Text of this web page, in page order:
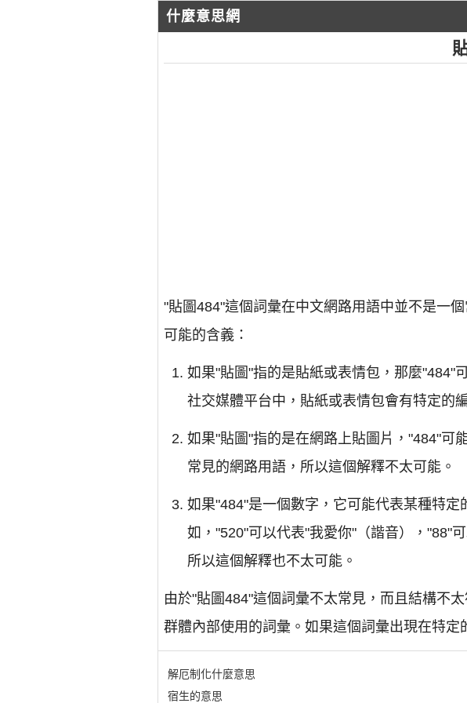
什麼意思網
"貼圖484"這個詞彙在中文網路用語中並不是一
可能的含義：
如果"貼圖"指的是貼紙或表情包，那麼"484"
社交媒體平台中，貼紙或表情包會有特定的
如果"貼圖"指的是在網路上貼圖片，"484"可
常見的網路用語，所以這個解釋不太可能。
如果"484"是一個數字，它可能代表某種特
如，"520"可以代表"我愛你"（諧音），"88"
所以這個解釋也不太可能。
由於"貼圖484"這個詞彙不太常見，而且結構不
群體內部使用的詞彙。如果這個詞彙出現在特
解厄制化什麼意思
宿生的意思